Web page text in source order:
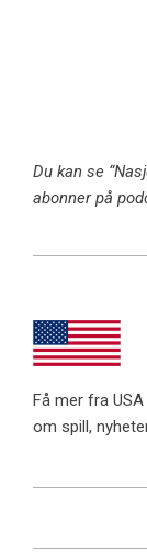
Du kan se “
abonner på
Få mer fra USA
om spill,